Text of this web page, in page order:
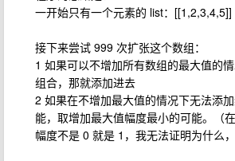
一开始只有一个元素的 list：[[1,2,3,4,5]]
接下来尝试 999 次扩张这个数组：
1 如果可以不增加所有数组的最大值的
组合，那就添加进去
2 如果在不增加最大值的情况下无法添
能，取增加最大值幅度最小的可能。（
幅度不是 0 就是 1，我无法证明为什么